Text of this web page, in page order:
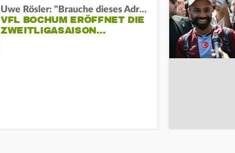
Uwe Rösler: "Brauche dieses Adrenalin"
VFL BOCHUM ERÖFFNET DIE
ZWEITLIGASAISON…